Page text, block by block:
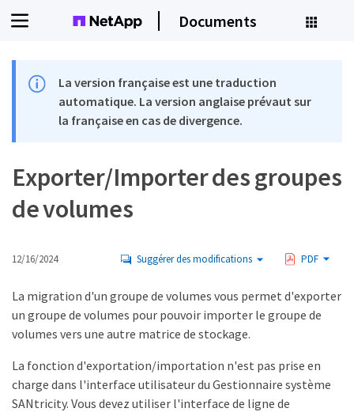
Documents
La version française est une traduction
automatique. La version anglaise prévaut sur
la française en cas de divergence.
Exporter/Importer des groupes
de volumes
12/16/2024 Suggérer des modifications PDF
La migration d'un groupe de volumes vous permet d'exporter
un groupe de volumes pour pouvoir importer le groupe de
volumes vers une autre matrice de stockage.
La fonction d'exportation/importation n'est pas prise en
charge dans l'interface utilisateur du Gestionnaire système
SANtricity. Vous devez utiliser l'interface de ligne de